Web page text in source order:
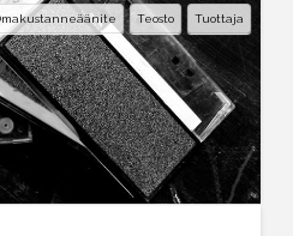
Teosto Tuottaja